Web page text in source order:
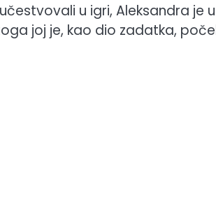
u igri, Aleksandra je
toga joj je, kao dio zadatka,